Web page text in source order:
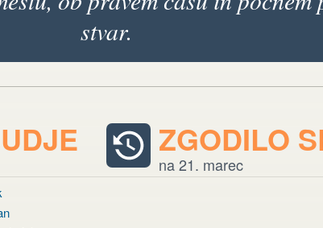
stvar.
ZGODILO
na 21. marec